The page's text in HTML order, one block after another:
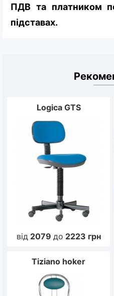
ПДВ та платником
підставах.
Logica GTS
від 2079 до 2223 грн
Tiziano hoker